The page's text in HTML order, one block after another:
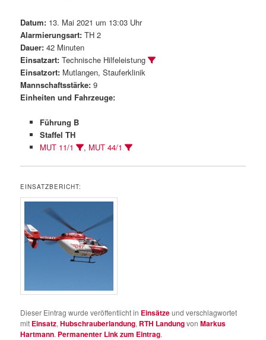
Datum: 13. Mai 2021 um 13:03 Uhr
Alarmierungsart: TH 2
Dauer: 42 Minuten
Einsatzart: Technische Hilfeleistung
Einsatzort: Mutlangen, Stauferklinik
Mannschaftsstärke: 9
Einheiten und Fahrzeuge:
Führung B
Staffel TH
MUT 11/1
, MUT 44/1
EINSATZBERICHT:
Dieser Eintrag wurde veröffentlicht in Einsätzeund verschlagwortet
mit Einsatz,Hubschrauberlandung, RTH LandungvonMarkus
Hartmann. Permanenter Link zum Eintrag.